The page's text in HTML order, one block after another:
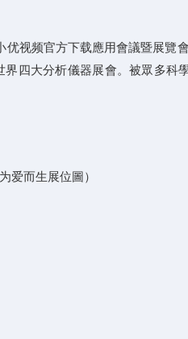
视频官方下载應用會議暨展覽
四大分析儀器展會。被眾多科
爱而生展位圖）